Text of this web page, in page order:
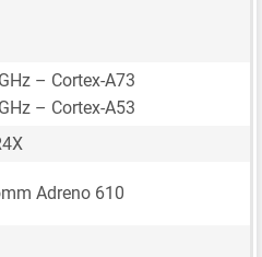
– Cortex-A73
– Cortex-A53
Adreno 610